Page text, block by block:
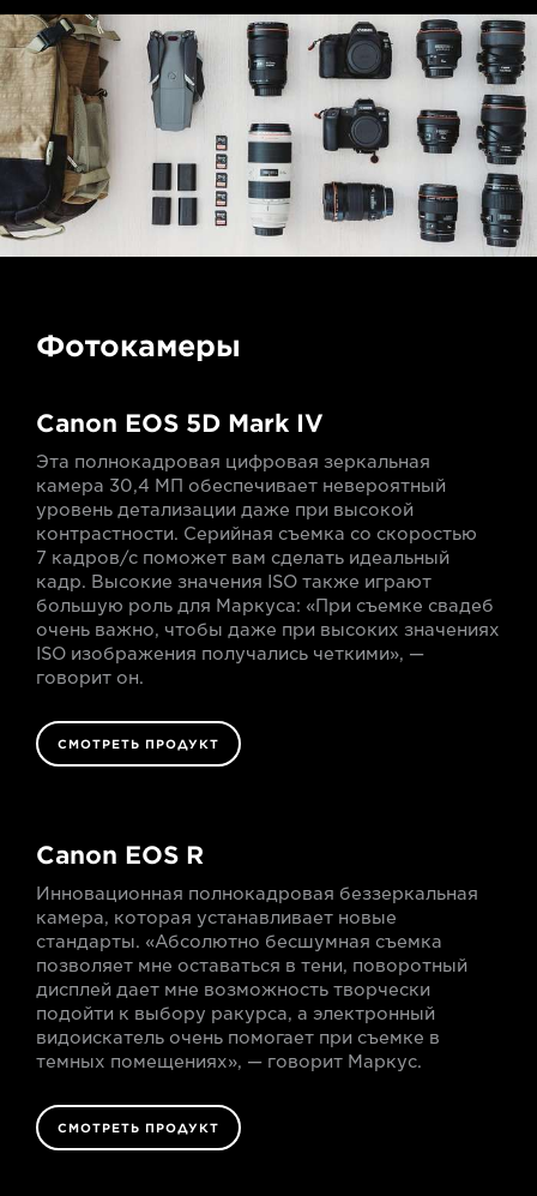
Фотокамеры
Canon EOS 5D Mark IV
Эта полнокадровая цифровая зеркальная
камера 30,4 МП обеспечивает невероятный
уровень детализации даже при высокой
контрастности. Серийная съемка со скоростью
7 кадров/с поможет вам сделать идеальный
кадр. Высокие значения ISO также играют
большую роль для Маркуса: «При съемке свадеб
очень важно, чтобы даже при высоких значениях
ISO изображения получались четкими», —
говорит он.
СМОТРЕТЬ ПРОДУКТ
Canon EOS R
Инновационная полнокадровая беззеркальная
камера, которая устанавливает новые
стандарты. «Абсолютно бесшумная съемка
позволяет мне оставаться в тени, поворотный
дисплей дает мне возможность творчески
подойти к выбору ракурса, а электронный
видоискатель очень помогает при съемке в
темных помещениях», — говорит Маркус.
СМОТРЕТЬ ПРОДУКТ